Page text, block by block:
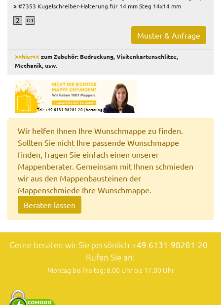
>#7353 Kugelschreiber-Halterung für 14 mm Steg 14x14 mm
Muster & Anfrage
>>hier<<zum Zubehör: Bedruckung, Visitenkartenschlitze,
Mechanik, usw.
Tel.: +49 6131-98281-20 |beratung@li-print.de
Wir helfen Ihnen Ihre Wunschmappe zu finden.
Sollten Sie nicht Ihre passende Wunschmappe
finden, fragen Sie einfach einen unserer
Mappenberater. Gemeinsam mit Ihnen schmieden
wir aus den Mappenbausteinen der
Mappenschmiede Ihre Wunschmappe.
Beraten lassen
Gerne beraten wir Sie persönlich +49 6131-98281-20 -
Rufen Sie an!
Montag bis Freitag: 8.00 Uhr bis 17.00 Uhr